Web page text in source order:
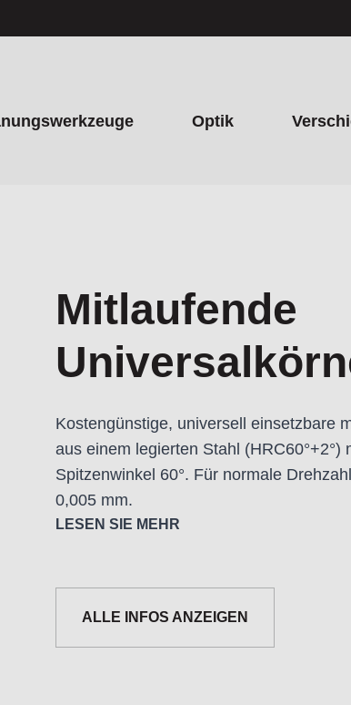
Optik
Mitlaufende
Kostengünstige, universell einsetzbare
aus einem legierten Stahl
Spitzenwinkel 60°. Für normale
0,005 mm.
LESEN SIE MEHR
ALLE INFOS ANZEIGEN